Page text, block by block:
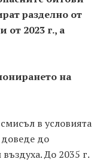
разделно от
от 2023 г., а
на
в условията
до
До 2035 г.